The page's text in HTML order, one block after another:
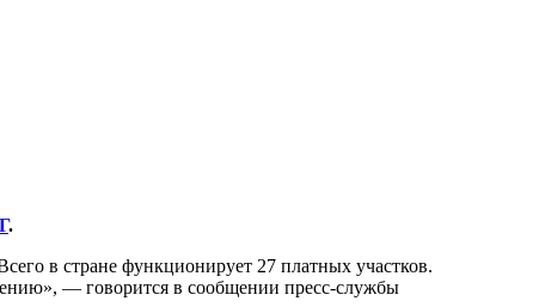
.
в стране функционирует 27 платных участков.
— говорится в сообщении пресс-службы